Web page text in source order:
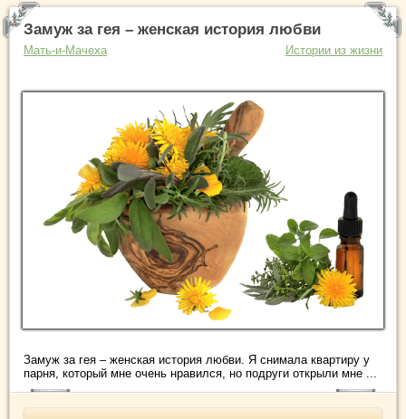
Замуж за гея – женская история любви
Мать-и-Мачеха Истории из жизни
Замуж за гея – женская история любви. Я снимала квартиру у
парня, который мне очень нравился, но подруги открыли мне ...